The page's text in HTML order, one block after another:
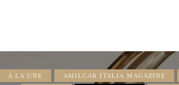
À LA UNE AMILCAR ITALIA MAGAZINE